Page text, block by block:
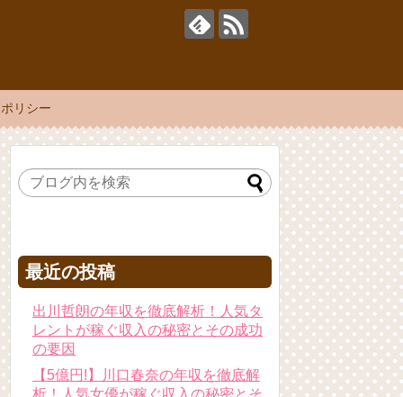
リシー
最近の投稿
出川哲朗の年収を徹底解析！人気タ
レントが稼ぐ収入の秘密とその成功
の要因
【5億円!】川口春奈の年収を徹底解